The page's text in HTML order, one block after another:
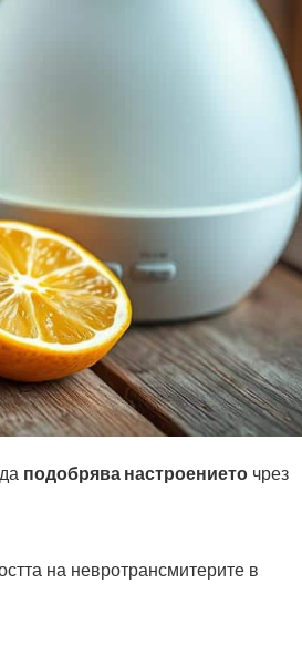
подобрява настроението чрез
на невротрансмитерите в